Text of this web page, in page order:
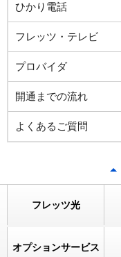
ひかり電話
フレッツ・テレビ
プロバイダ
開通までの流れ
よくあるご質問
フレッツ光
オプションサービス